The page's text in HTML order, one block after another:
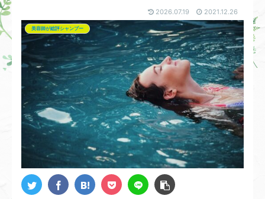
2026.07.19 2021.12.26
美容師が総評シャンプー